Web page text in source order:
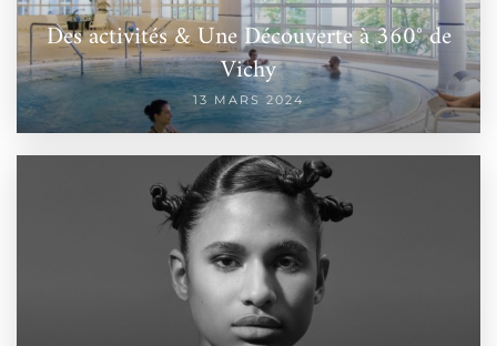
Des activités & Une Découverte à 360° de
Vichy
13 MARS 2024